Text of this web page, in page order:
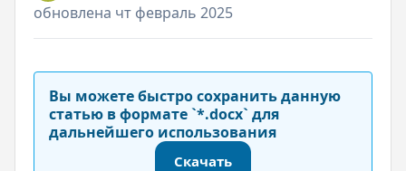
обновлена чт февраль 2025
Вы можете быстро сохранить данную
статью в формате `*.docx` для
дальнейшего использования
Скачать